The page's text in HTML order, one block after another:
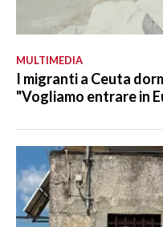
MULTIMEDIA
I migranti a Ceuta
"Vogliamo entrare in